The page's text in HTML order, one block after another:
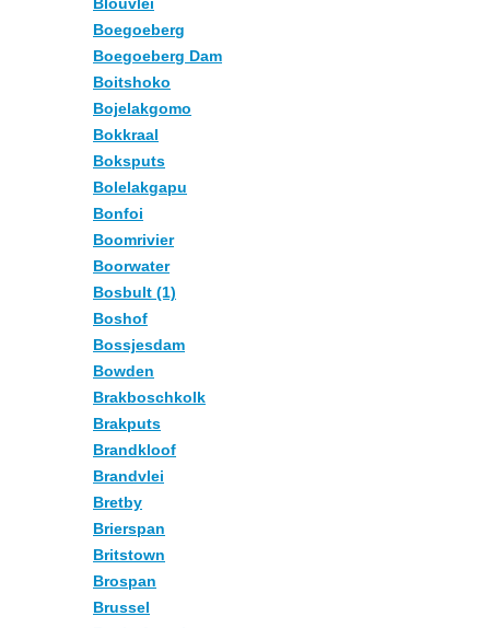
Blouvlei
Boegoeberg
Boegoeberg Dam
Boitshoko
Bojelakgomo
Bokkraal
Boksputs
Bolelakgapu
Bonfoi
Boomrivier
Boorwater
Bosbult (1)
Boshof
Bossjesdam
Bowden
Brakboschkolk
Brakputs
Brandkloof
Brandvlei
Bretby
Brierspan
Britstown
Brospan
Brussel